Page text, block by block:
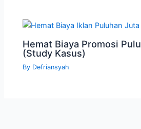
Hemat Biaya Promosi
(Study Kasus)
By Defriansyah